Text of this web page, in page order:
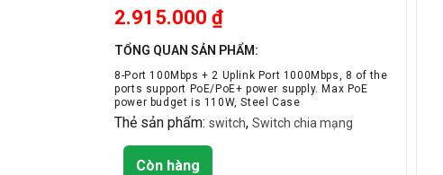
2.915.000₫
TỔNG QUAN SẢN PHẨM:
8-Port 100Mbps + 2 Uplink Port 1000Mbps, 8 of the
ports support PoE/PoE+ power supply. Max PoE
power budget is 110W, Steel Case
Thẻ sản phẩm:switch,Switch chia mạng
Còn hàng